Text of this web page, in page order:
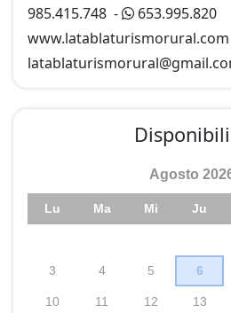
rehabilitado teniendo como
de animales y siguiendo las
construcción de antaño .
Está distribuida en 2 plantas:
totalmente equipado, con
sofá cama.
La cocina tiene lavadora ,
exprimidor, tostador, plancha ,
menaje de cocina necesario
- En la primera planta hay dos
matrimonio y otra con 2 camas
985.415.748 -
653.995.820
www.latablaturismorural.com
latablaturismorural@